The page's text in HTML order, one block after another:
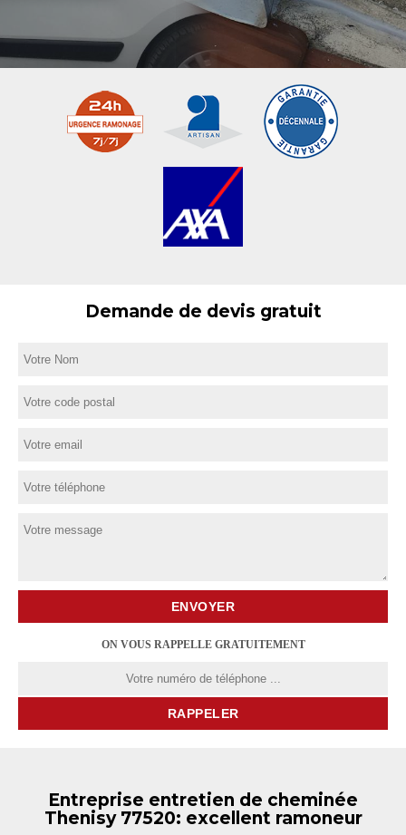
Demande de devis gratuit
ON VOUS RAPPELLE GRATUITEMENT
Entreprise entretien de cheminée
Thenisy 77520: excellent ramoneur